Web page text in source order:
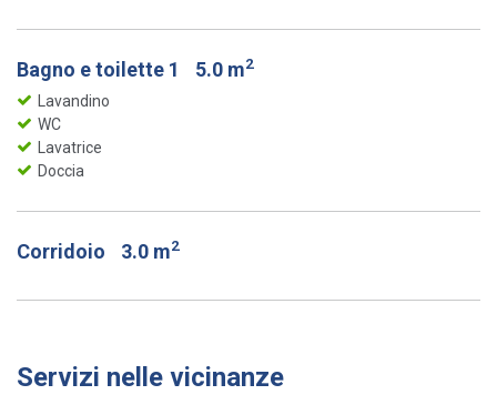
Bagno e toilette 1 5.0 m2
Lavandino
WC
Lavatrice
Doccia
Corridoio 3.0 m2
Servizi nelle vicinanze